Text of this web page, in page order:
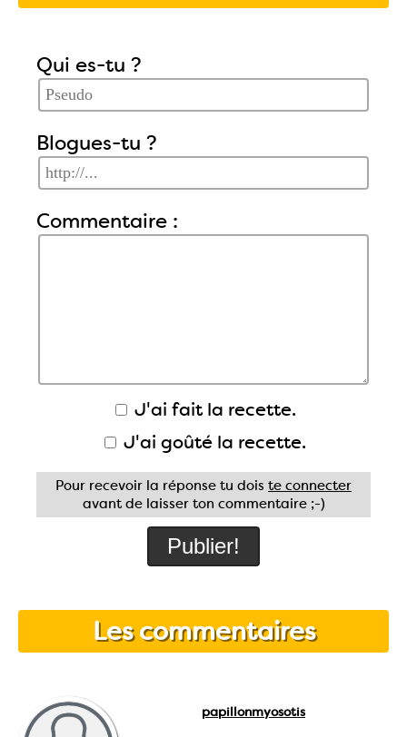
Qui es-tu ?
Blogues-tu ?
Commentaire :
J'ai fait la recette.
J'ai goûté la recette.
Pour recevoir la réponse tu dois te connecter
avant de laisser ton commentaire ;-)
Les commentaires
papillonmyosotis